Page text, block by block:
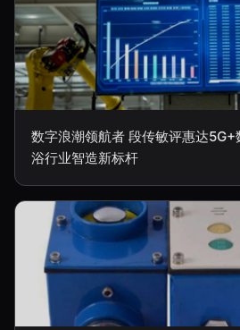
数字浪潮领航者 段传敏评惠达
浴行业智造新标杆